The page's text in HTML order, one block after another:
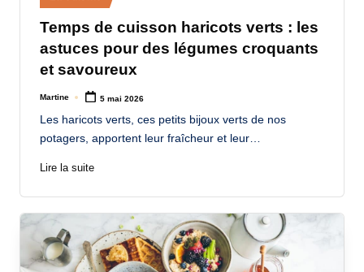
in
Temps de cuisson haricots verts : les
astuces pour des légumes croquants
et savoureux
Posted
Martine 5 mai 2026
Les haricots verts, ces petits bijoux verts de nos
potagers, apportent leur fraîcheur et leur…
Lire la suite